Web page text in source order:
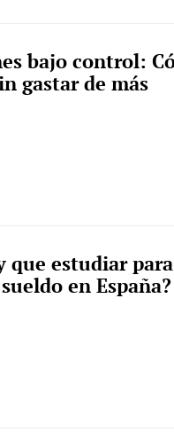
bajo control:
gastar de más
que estudiar
en España?